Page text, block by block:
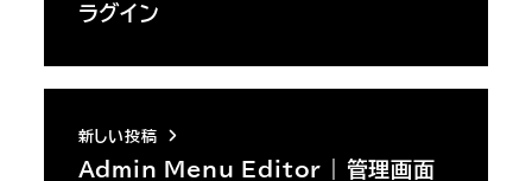
ラグイン
新しい投稿
Admin Menu Editor | 管理画面